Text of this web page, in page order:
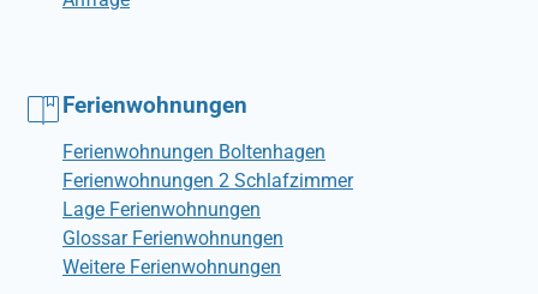
Ferienwohnungen
Ferienwohnungen Boltenhagen
Ferienwohnungen 2 Schlafzimmer
Lage Ferienwohnungen
Glossar Ferienwohnungen
Weitere Ferienwohnungen